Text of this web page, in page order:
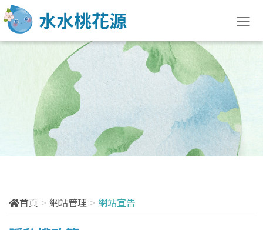
水土防治快訊
最新訊息
法規訊息
宣導說明會
訓練課程
首頁 網站管理 網站宣告